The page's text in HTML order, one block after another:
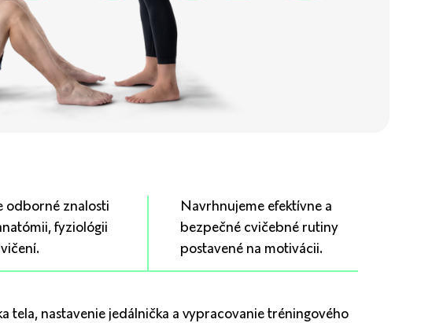
odborné znalosti
fyziológii
Navrhnujeme efektívne a
bezpečné cvičebné rutiny
postavené na motivácii.
tela, nastavenie jedálnička a vypracovanie tréningového